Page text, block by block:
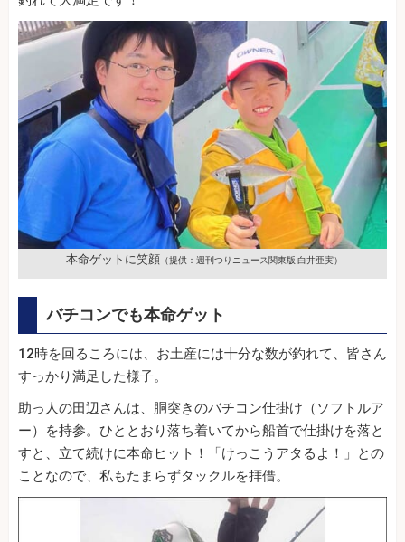
本命ゲットに笑顔 （提供：週刊つりニュース関東版 白井亜実）
バチコンでも本命ゲット
12時を回るころには、お土産には十分な数が釣れて、皆さん
すっかり満足した様子。
助っ人の田辺さんは、胴突きのバチコン仕掛け（ソフトルア
ー）を持参。ひととおり落ち着いてから船首で仕掛けを落と
すと、立て続けに本命ヒット！「けっこうアタるよ！」との
ことなので、私もたまらずタックルを拝借。